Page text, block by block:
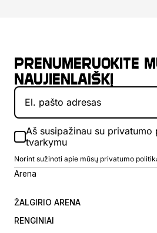
Prenumeruokite
naujienlaiškį
Aš susipažinau su
tvarkymu
Norint sužinoti apie mūsų privatumo
Arena
ŽALGIRIO ARENA
RENGINIAI